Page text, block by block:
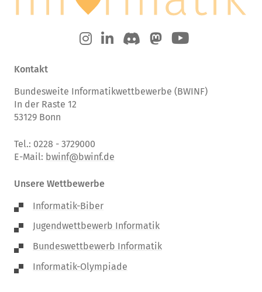
Kontakt
Bundesweite Informatikwettbewerbe (BWINF)
In der Raste 12
53129 Bonn
Tel.: 0228 - 3729000
E-Mail: bwinf@bwinf.de
Unsere Wettbewerbe
Informatik-Biber
Jugendwettbewerb Informatik
Bundeswettbewerb Informatik
Informatik-Olympiade